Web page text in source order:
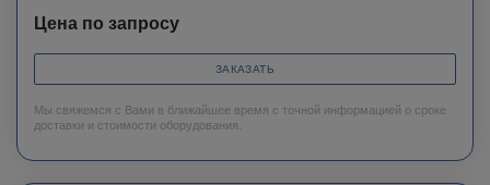
Цена по запросу
ЗАКАЗАТЬ
Мы свяжемся с Вами в ближайшее время с точной информацией о сроке
доставки и стоимости оборудования.